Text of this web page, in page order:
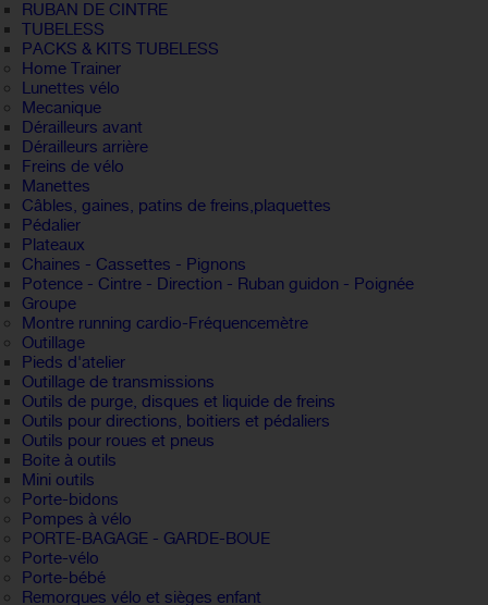
RUBAN DE CINTRE
TUBELESS
PACKS & KITS TUBELESS
Home Trainer
Lunettes vélo
Mecanique
Dérailleurs avant
Dérailleurs arrière
Freins de vélo
Manettes
Câbles, gaines, patins de freins,plaquettes
Pédalier
Plateaux
Chaines - Cassettes - Pignons
Potence - Cintre - Direction - Ruban guidon - Poignée
Groupe
Montre running cardio-Fréquencemètre
Outillage
Pieds d'atelier
Outillage de transmissions
Outils de purge, disques et liquide de freins
Outils pour directions, boitiers et pédaliers
Outils pour roues et pneus
Boite à outils
Mini outils
Porte-bidons
Pompes à vélo
PORTE-BAGAGE - GARDE-BOUE
Porte-vélo
Porte-bébé
Remorques vélo et sièges enfant